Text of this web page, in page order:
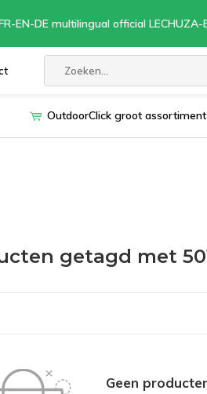
EN-DE multilingual official LECHUZA-
OutdoorClick groot assortiment
getagd met
Geen